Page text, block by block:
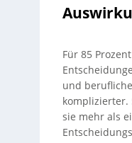
Für 85
und
komplizierter.
sie mehr als